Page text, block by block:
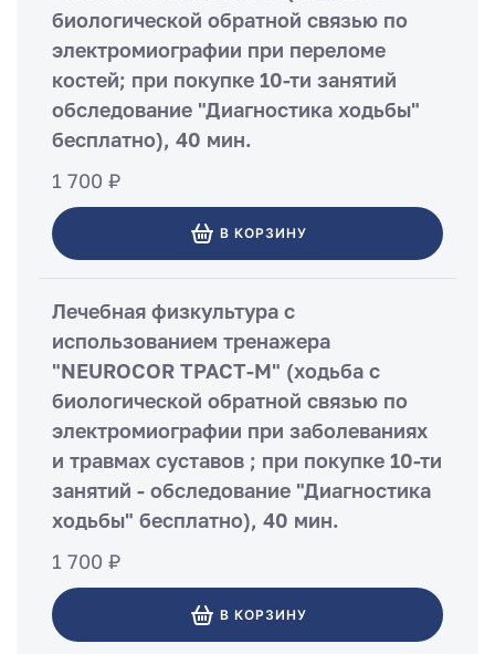
биологической обратной связью по
электромиографии при переломе
костей; при покупке 10-ти занятий
обследование "Диагностика ходьбы"
бесплатно), 40 мин.
1 700 ₽
В КОРЗИНУ
Лечебная физкультура с
использованием тренажера
"NEUROCOR ТРАСТ-М" (ходьба с
биологической обратной связью по
электромиографии при заболеваниях
и травмах суставов ; при покупке 10-ти
занятий - обследование "Диагностика
ходьбы" бесплатно), 40 мин.
1 700 ₽
В КОРЗИНУ